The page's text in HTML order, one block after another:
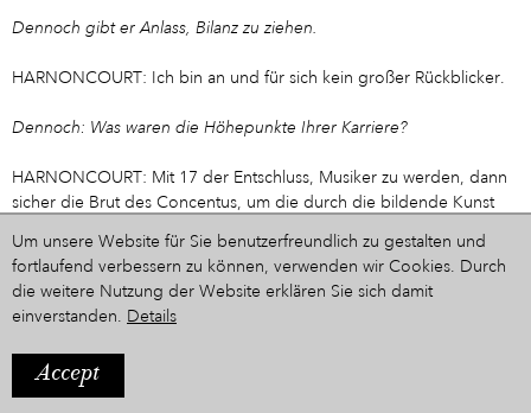
Dennoch gibt er Anlass, Bilanz zu ziehen.
HARNONCOURT: Ich bin an und für sich kein großer Rückblicker.
Dennoch: Was waren die Höhepunkte Ihrer Karriere?
HARNONCOURT: Mit 17 der Entschluss, Musiker zu werden, dann
sicher die Brut des Concentus, um die durch die bildende Kunst
übertragen. Ein ganz wichtiger Punkt war das Verlassen des
Orchesters: Hätte ich das 1969 nicht gemacht, wäre ich vor zehn
Jahren als Cellist der Wiener Symphoniker pensioniert worden. Das
war ein großer Entschluss, für den ich keine einzige finanzielle
Sicherheit hatte. Dann gibt es natürlich einzelne Realisierungen von
Werken.
Um unsere Website für Sie benutzerfreundlich zu gestalten und
fortlaufend verbessern zu können, verwenden wir Cookies. Durch
die weitere Nutzung der Website erklären Sie sich damit
einverstanden. Details
Accept